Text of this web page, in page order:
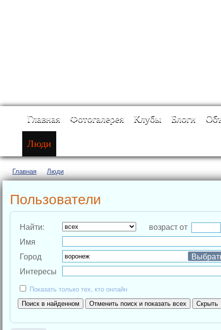
Главная Фотогалерея Клубы Блоги
Люди
Главная Люди
Пользователи
Найти:
возраст от
Имя
Город
Интересы
Показать только тех, кто онлайн